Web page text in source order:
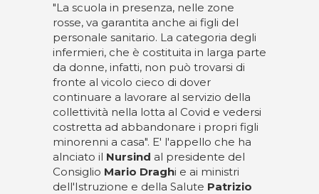
"La scuola in presenza, nelle zone
rosse, va garantita anche ai figli del
personale sanitario. La categoria degli
infermieri, che è costituita in larga parte
da donne, infatti, non può trovarsi di
fronte al vicolo cieco di dover
continuare a lavorare al servizio della
collettività nella lotta al Covid e vedersi
costretta ad abbandonare i propri figli
minorenni a casa". E' l'appello che ha
alnciato il Nursind al presidente del
Consiglio Mario Draghi e ai ministri
dell'Istruzione e della Salute Patrizio